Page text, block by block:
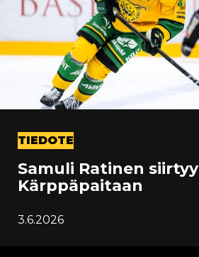
TIEDOTE
Samuli Ratinen siirtyy
Kärppäpaitaan
3.6.2026